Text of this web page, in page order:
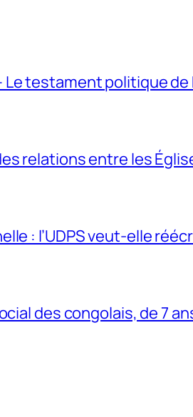
Le testament politique
relations entre les
: l’UDPS veut-elle
des congolais, de 7